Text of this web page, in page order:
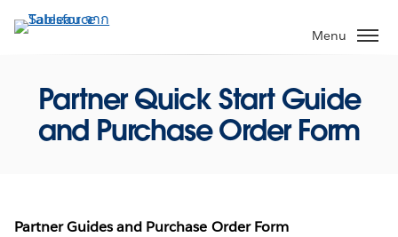
ไป
Menu
Partner Quick Start Guide
and Purchase Order Form
Partner Guides and Purchase Order Form